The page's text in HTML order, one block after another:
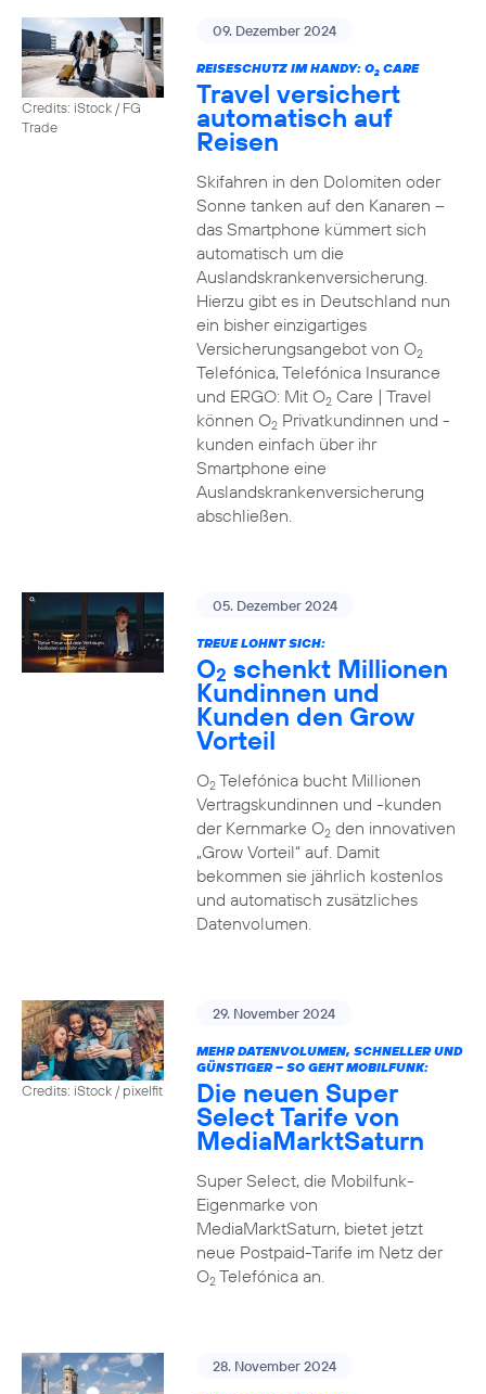
Credits: iStock / FG
Trade
09. Dezember 2024
REISESCHUTZ IM HANDY: O2CARE
Travel versichert
automatisch auf
Reisen
Skifahren in den Dolomiten oder
Sonne tanken auf den Kanaren –
das Smartphone kümmert sich
automatisch um die
Auslandskrankenversicherung.
Hierzu gibt es in Deutschland nun
ein bisher einzigartiges
Versicherungsangebot von O2
Telefónica, Telefónica Insurance
und ERGO: Mit O2Care | Travel
können O2Privatkundinnen und -
kunden einfach über ihr
Smartphone eine
Auslandskrankenversicherung
abschließen.
05. Dezember 2024
TREUE LOHNT SICH:
O2 schenkt Millionen
Kundinnen und
Kunden den Grow
Vorteil
O2Telefónica bucht Millionen
Vertragskundinnen und -kunden
der Kernmarke O2den innovativen
„Grow Vorteil“ auf. Damit
bekommen sie jährlich kostenlos
und automatisch zusätzliches
Datenvolumen.
Credits: iStock / pixelfit
29. November 2024
MEHR DATENVOLUMEN, SCHNELLER UND
GÜNSTIGER – SO GEHT MOBILFUNK:
Die neuen Super
Select Tarife von
MediaMarktSaturn
Super Select, die Mobilfunk-
Eigenmarke von
MediaMarktSaturn, bietet jetzt
neue Postpaid-Tarife im Netz der
O2Telefónica an.
28. November 2024